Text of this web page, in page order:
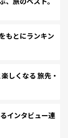
もとにランキン
しくなる 旅先・
インタビュー連